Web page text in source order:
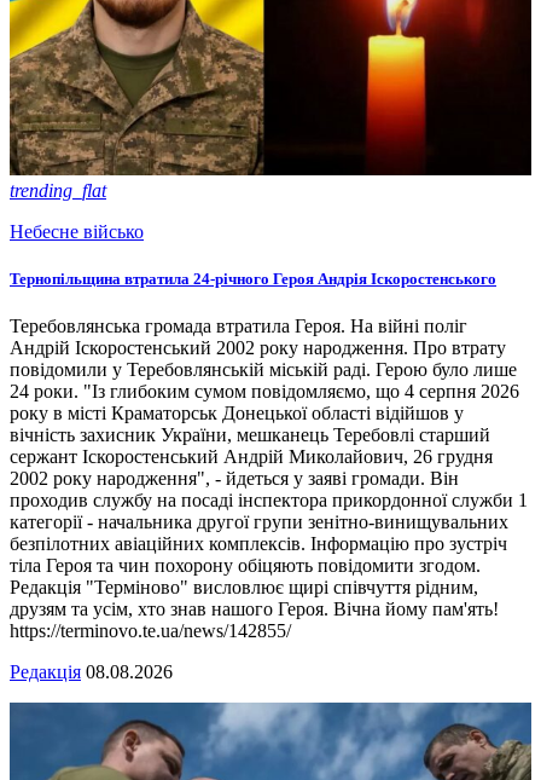
trending_flat
Небесне військо
Тернопільщина втратила 24-річного Героя Андрія Іскоростенського
Теребовлянська громада втратила Героя. На війні поліг
Андрій Іскоростенський 2002 року народження. Про втрату
повідомили у Теребовлянській міській раді. Герою було лише
24 роки. "Із глибоким сумом повідомляємо, що 4 серпня 2026
року в місті Краматорськ Донецької області відійшов у
вічність захисник України, мешканець Теребовлі старший
сержант Іскоростенський Андрій Миколайович, 26 грудня
2002 року народження", - йдеться у заяві громади. Він
проходив службу на посаді інспектора прикордонної служби 1
категорії - начальника другої групи зенітно-винищувальних
безпілотних авіаційних комплексів. Інформацію про зустріч
тіла Героя та чин похорону обіцяють повідомити згодом.
Редакція "Терміново" висловлює щирі співчуття рідним,
друзям та усім, хто знав нашого Героя. Вічна йому пам'ять!
https://terminovo.te.ua/news/142855/
Редакція 08.08.2026